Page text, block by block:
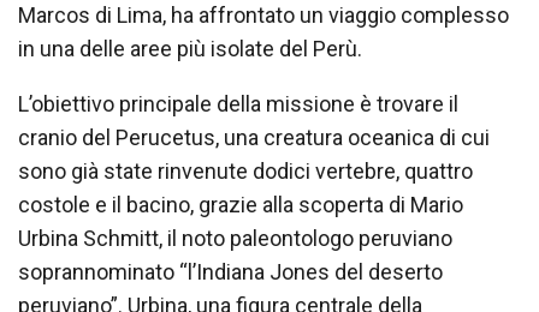
Marcos di Lima, ha affrontato un viaggio complesso
in una delle aree più isolate del Perù.
L’obiettivo principale della missione è trovare il
cranio del Perucetus, una creatura oceanica di cui
sono già state rinvenute dodici vertebre, quattro
costole e il bacino, grazie alla scoperta di Mario
Urbina Schmitt, il noto paleontologo peruviano
soprannominato “l’Indiana Jones del deserto
peruviano”. Urbina, una figura centrale della